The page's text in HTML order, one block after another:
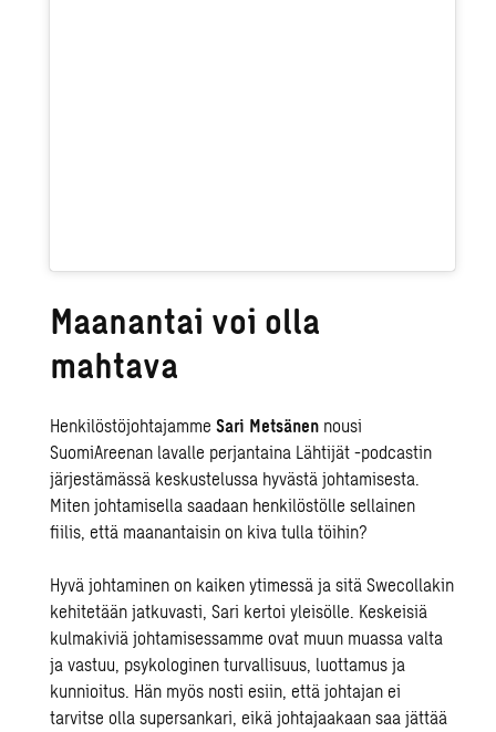
Maanantai voi olla
mahtava
HenkilöstöjohtajammeSari Metsänen nousi
SuomiAreenan lavalle perjantaina Lähtijät -podcastin
järjestämässä keskustelussa hyvästä johtamisesta.
Miten johtamisella saadaan henkilöstölle sellainen
fiilis, että maanantaisin on kiva tulla töihin?
Hyvä johtaminen on kaiken ytimessä ja sitä Swecollakin
kehitetään jatkuvasti, Sari kertoi yleisölle. Keskeisiä
kulmakiviä johtamisessamme ovat muun muassa valta
ja vastuu, psykologinen turvallisuus, luottamus ja
kunnioitus. Hän myös nosti esiin, että johtajan ei
tarvitse olla supersankari, eikä johtajaakaan saa jättää